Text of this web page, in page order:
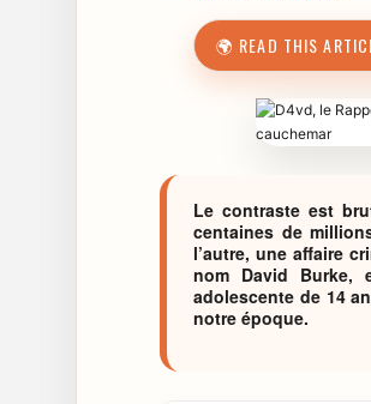
🌍 READ THIS
Le contraste est
centaines de
l’autre, une affaire
nom David Burke,
adolescente de 14
notre époque.